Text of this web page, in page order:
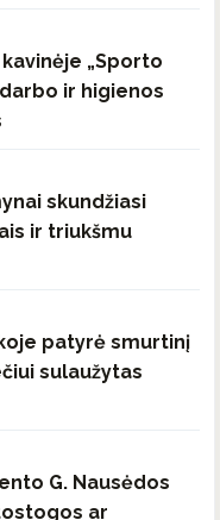
„Sporto
ir higienos
skundžiasi
ir triukšmu
patyrė smurtinį
sulaužytas
G. Nausėdos
ar